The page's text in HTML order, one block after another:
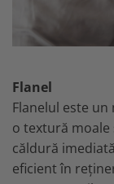
Flanel
Flanelul este
o textură moale
căldură
eficient în